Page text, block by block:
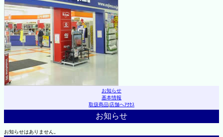
お知らせ
基本情報
取扱商品|店舗へｱｸｾｽ
お知らせ
お知らせはありません。